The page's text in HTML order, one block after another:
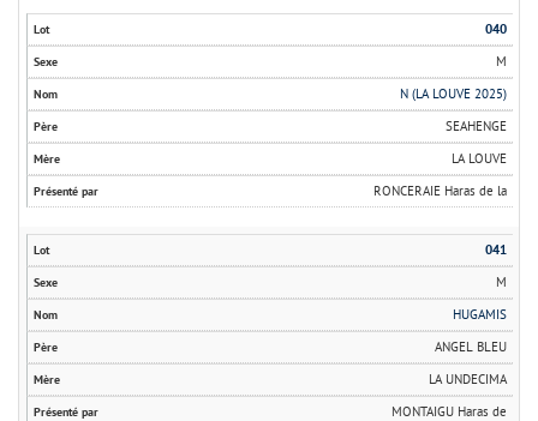
040
M
N (LA LOUVE 2025)
SEAHENGE
LA LOUVE
RONCERAIE Haras de la
041
M
HUGAMIS
ANGEL BLEU
LA UNDECIMA
MONTAIGU Haras de